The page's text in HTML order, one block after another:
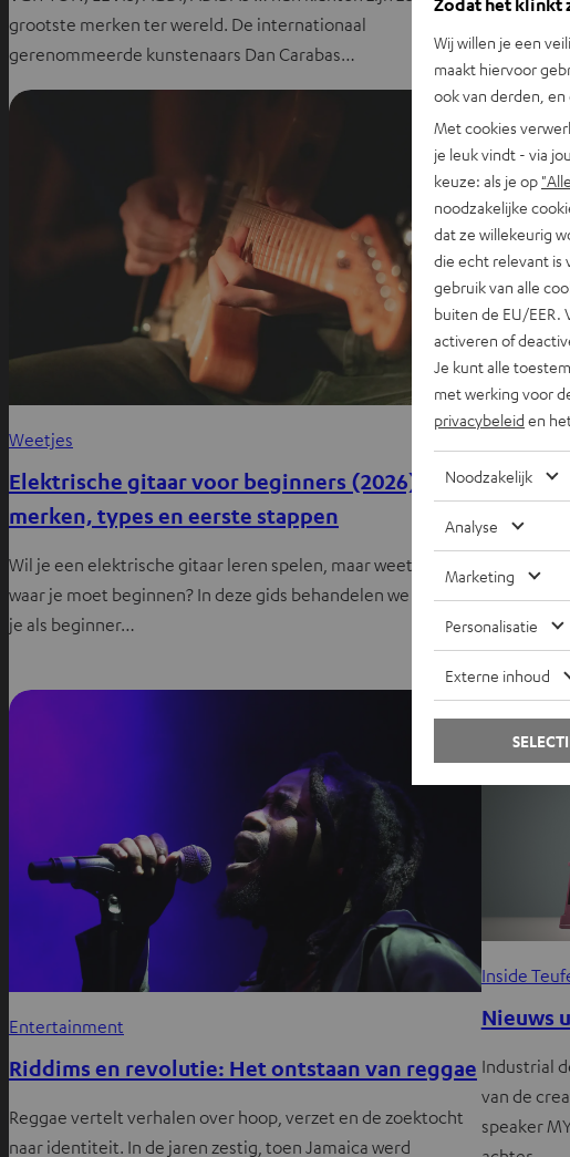
grootste merken ter wereld. De internationaal
gerenommeerde kunstenaars Dan Carabas…
uiten –
Weetjes
Elektrische gitaar voor beginners (2026):
merken, types en eerste stappen
Wil je een elektrische gitaar leren spelen, maar weet je niet
waar je moet beginnen? In deze gids behandelen we alles wat
je als beginner…
Fender
70 jaar
je wat de
Entertainment
Riddims en revolutie: Het ontstaan van reggae
Reggae vertelt verhalen over hoop, verzet en de zoektocht
naar identiteit. In de jaren zestig, toen Jamaica werd
Inside
Nieuws
Industrial
van de
speaker
Zodat het klinkt
Wij willen je een
maakt hiervoor
ook van derden,
Met cookies
je leuk vindt - via
keuze: als je op
noodzakelijke
dat ze willekeurig
die echt relevant is
gebruik van alle
buiten de EU/EER.
activeren of
Je kunt alle
met werking voor
privacybeleid en
Noodzakelijk
Analyse
Marketing
Personalisatie
Externe inhoud